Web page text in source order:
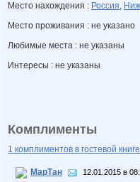
Место нахождения : Россия,
Место проживания : не указано
Любимые места : не указаны
Интересы : не указаны
Комплименты
1 комплиментов в гостевой книге
МарТан 12.01.2015 в